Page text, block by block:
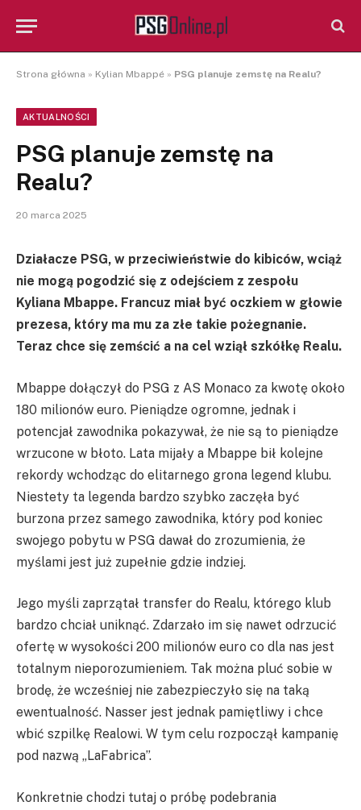
Strona główna » Kylian Mbappé » PSG planuje zemstę na Realu?
AKTUALNOŚCI
PSG planuje zemstę na
Realu?
20 marca 2025
Działacze PSG, w przeciwieństwie do kibiców, wciąż
nie mogą pogodzić się z odejściem z zespołu
Kyliana Mbappe. Francuz miał być oczkiem w głowie
prezesa, który ma mu za złe takie pożegnanie.
Teraz chce się zemścić a na cel wziął szkółkę Realu.
Mbappe dołączył do PSG z AS Monaco za kwotę około
180 milionów euro. Pieniądze ogromne, jednak i
potencjał zawodnika pokazywał, że nie są to pieniądze
wrzucone w błoto. Lata mijały a Mbappe bił kolejne
rekordy wchodząc do elitarnego grona legend klubu.
Niestety ta legenda bardzo szybko zaczęła być
burzona przez samego zawodnika, który pod koniec
swojego pobytu w PSG dawał do zrozumienia, że
myślami jest już zupełnie gdzie indziej.
Jego myśli zaprzątał transfer do Realu, którego klub
bardzo chciał uniknąć. Zdarzało im się nawet odrzucić
ofertę w wysokości 200 milionów euro co dla nas jest
totalnym nieporozumieniem. Tak można pluć sobie w
brodę, że wcześniej nie zabezpieczyło się na taką
ewentualność. Nasser jest jednak pamiętliwy i chce
wbić szpilkę Realowi. W tym celu rozpoczął kampanię
pod nazwą „LaFabrica”.
Konkretnie chodzi tutaj o próbę podebrania